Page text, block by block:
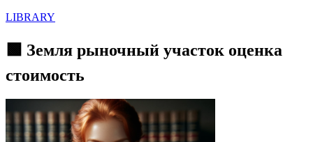
LIBRARY
🟩 Земля рыночный участок оценка
стоимость